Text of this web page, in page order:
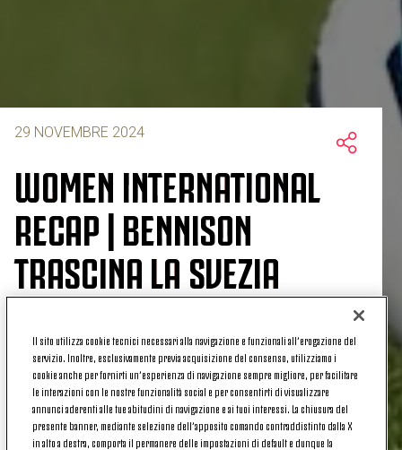
29 NOVEMBRE 2024
WOMEN INTERNATIONAL
RECAP | BENNISON
TRASCINA LA SVEZIA
Bianconere protagoniste anche in Nazionale nella
giornata di ieri, giovedì 28 novembre 2024, con la
Svezia uscita vincitrice dalla sfida contro la Serbia
anchegrazie alle giocate (e alla rete) di una
convincente Hanna Bennison.
Il sito utilizza cookie tecnici necessari alla navigazione e funzionali all’erogazione del
servizio. Inoltre, esclusivamente previa acquisizione del consenso, utilizziamo i
cookie anche per fornirti un’esperienza di navigazione sempre migliore, per facilitare
le interazioni con le nostre funzionalità social e per consentirti di visualizzare
annunci aderenti alle tue abitudini di navigazione e ai tuoi interessi. La chiusura del
presente banner, mediante selezione dell’apposito comando contraddistinto dalla X
in alto a destra, comporta il permanere delle impostazioni di default e dunque la